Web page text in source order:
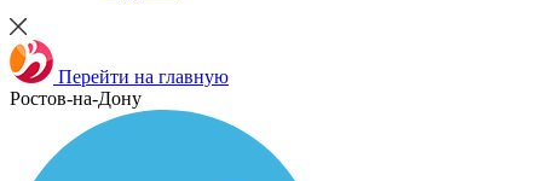
Перейти на главную
Ростов-на-Дону